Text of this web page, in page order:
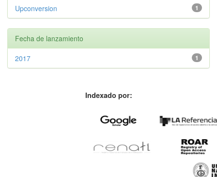
1
Upconversion
Fecha de lanzamiento
1
2017
Indexado por: